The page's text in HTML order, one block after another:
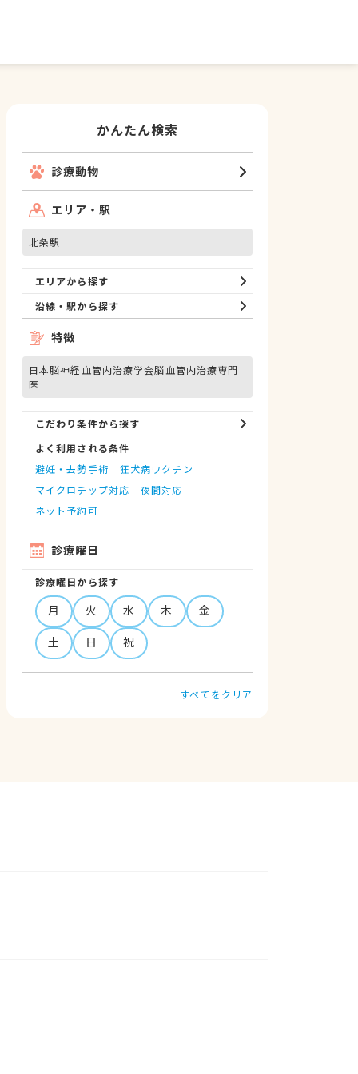
かんたん検索
診療動物
エリア・駅
北条駅
エリアから探す
沿線・駅から探す
特徴
日本脳神経血管内治療学会脳血管内治療専門
医
こだわり条件から探す
よく利用される条件
避妊・去勢手術
狂犬病ワクチン
マイクロチップ対応
夜間対応
ネット予約可
診療曜日
診療曜日から探す
月 火 水 木
金
土
日 祝
すべてをクリア